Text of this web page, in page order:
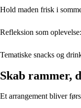
Hold maden frisk i
Refleksion som
Tematiske snacks og
Skab rammer,
Et arrangement bliver